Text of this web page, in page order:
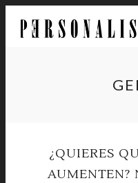
¿QUIERES
AUMENTEN?